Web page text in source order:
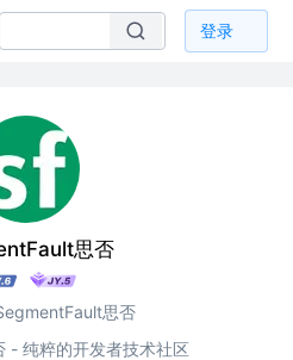
登录
思否
思否
- 纯粹的开发者技术社区